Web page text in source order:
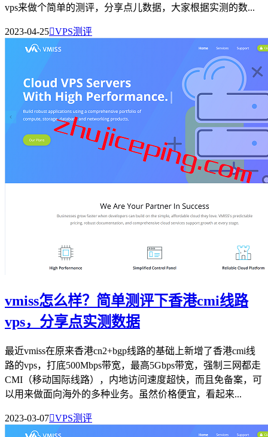
vps来做个简单的测评，分享点儿数据，大家根据实测的数...
2023-04-25VPS测评
vmiss怎么样？简单测评下香港cmi线路
vps，分享点实测数据
最近vmiss在原来香港cn2+bgp线路的基础上新增了香港cmi线
路的vps，打底500Mbps带宽，最高5Gbps带宽，强制三网都走
CMI（移动国际线路），内地访问速度超快，而且免备案，可
以用来做面向海外的多种业务。虽然价格便宜，看起来...
2023-03-07VPS测评